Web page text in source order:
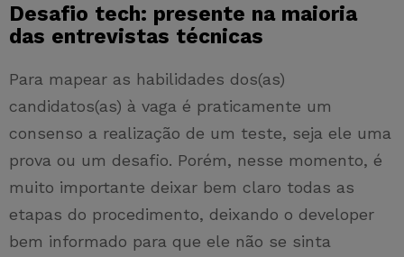
Desafio tech: presente na maioria
das entrevistas técnicas
Para mapear as habilidades dos(as)
candidatos(as) à vaga é praticamente um
consenso a realização de um teste, seja ele uma
prova ou um desafio. Porém, nesse momento, é
muito importante deixar bem claro todas as
etapas do procedimento, deixando o developer
bem informado para que ele não se sinta